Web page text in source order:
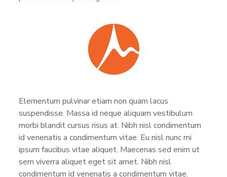
Elementum pulvinar etiam non quam lacus
suspendisse. Massa id neque aliquam vestibulum
morbi blandit cursus risus at. Nibh nisl condimentum
id venenatis a condimentum vitae. Eu nisl nunc mi
ipsum faucibus vitae aliquet. Maecenas sed enim ut
sem viverra aliquet eget sit amet. Nibh nisl
condimentum id venenatis a condimentum vitae.